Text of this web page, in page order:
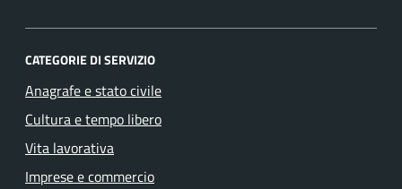
CATEGORIE DI SERVIZIO
Anagrafe e stato civile
Cultura e tempo libero
Vita lavorativa
Imprese e commercio